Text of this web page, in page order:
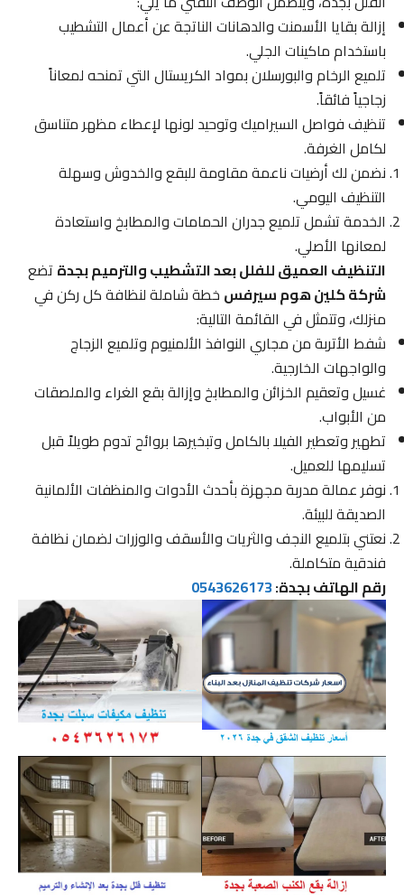
إزالة بقايا الأسمنت والدهانات الناتجة عن أعمال التشطيب
باستخدام ماكينات الجلي.
تلميع الرخام والبورسلان بمواد الكريستال التي تمنحه لمعاناً
زجاجياً فائقاً.
تنظيف فواصل السيراميك وتوحيد لونها لإعطاء مظهر متناسق
لكامل الغرفة.
نضمن لك أرضيات ناعمة مقاومة للبقع والخدوش وسهلة
التنظيف اليومي.
الخدمة تشمل تلميع جدران الحمامات والمطابخ واستعادة
لمعانها الأصلي.
التنظيف العميق للفلل بعد التشطيب والترميم بجدةتضع
شركة كلين هوم سيرفسخطة شاملة لنظافة كل ركن في
منزلك، وتتمثل في القائمة التالية:
شفط الأتربة من مجاري النوافذ الألمنيوم وتلميع الزجاج
والواجهات الخارجية.
غسيل وتعقيم الخزائن والمطابخ وإزالة بقع الغراء والملصقات
من الأبواب.
تطهير وتعطير الفيلا بالكامل وتبخيرها بروائح تدوم طويلاً قبل
تسليمها للعميل.
نوفر عمالة مدربة مجهزة بأحدث الأدوات والمنظفات الألمانية
الصديقة للبيئة.
نعتني بتلميع النجف والثريات والأسقف والوزرات لضمان نظافة
فندقية متكاملة.
رقم الهاتف بجدة:0543626173